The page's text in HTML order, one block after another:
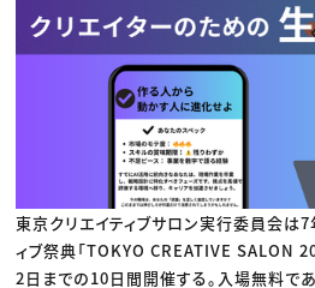
広告
出版
CREATIVE VILLAGEからのお知
プロフェッショナル×つな
東京クリエイティブサロン実行委員会は
ィブ祭典「TOKYO CREATIVE SALON
2日までの10日間開催する。入場無料で